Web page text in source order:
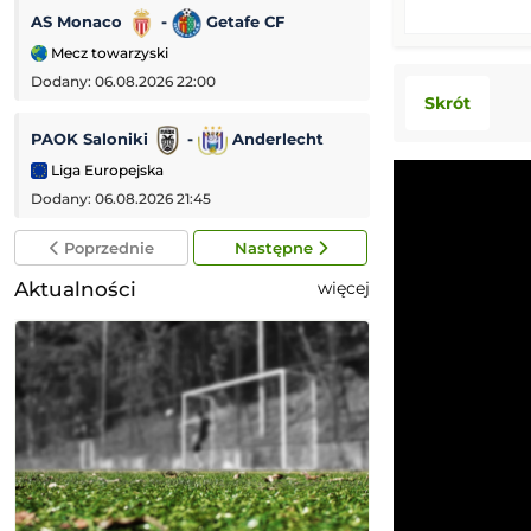
AS Monaco - Getafe CF
Mecz towarzyski
Dodany: 06.08.2026 22:00
PAOK Saloniki - Anderlecht
Liga Europejska
Dodany: 06.08.2026 21:45
Poprzednie Następne
Aktualności więcej
Skrót